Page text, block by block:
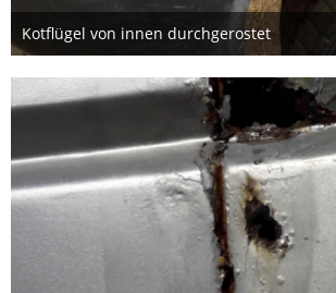
Kotflügel von innen durchgerostet
24. Oktober 2019